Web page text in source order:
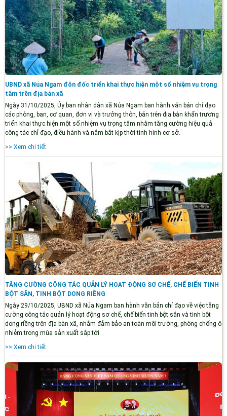
UBND xã Núa Ngam đôn đốc triển khai thực hiện một số nhiệm vụ trọng
tâm trên địa bàn xã
Ngày 31/10/2025, Ủy ban nhân dân xã Núa Ngam ban hành văn bản chỉ đạo
các phòng, ban, cơ quan, đơn vị và trưởng thôn, bản trên địa bàn khẩn trương
triển khai thực hiện một số nhiệm vụ trọng tâm nhằm tăng cường hiệu quả
công tác chỉ đạo, điều hành và nắm bắt kịp thời tình hình cơ sở.
>> Xem chi tiết
TĂNG CƯỜNG CÔNG TÁC QUẢN LÝ HOẠT ĐỘNG SƠ CHẾ, CHẾ BIẾN TINH
BỘT SẮN, TINH BỘT DONG RIỀNG
Ngày 29/10/2025, UBND xã Núa Ngam ban hành văn bản chỉ đạo về việc tăng
cường công tác quản lý hoạt động sơ chế, chế biến tinh bột sắn và tinh bột
dong riềng trên địa bàn xã, nhằm đảm bảo an toàn môi trường, phòng chống ô
nhiễm trong mùa sản xuất sắp tới.
>> Xem chi tiết